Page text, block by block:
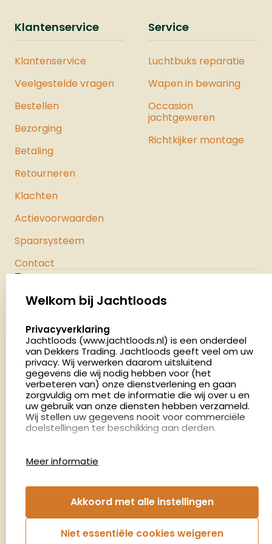
onderdeel van een complete Vesta
geselecteerde producten waarmee u
de maximale kracht uit het pistool
haalt. Bekijk hier ons hele assortiment
luchtpistolen.
Klantenservice
Klantenservice
Veelgestelde vragen
Bestellen
Bezorging
Betaling
Retourneren
Klachten
Actievoorwaarden
Spaarsysteem
Contact
Service
Luchtbuks reparatie
Wapen in bewaring
Occasion
jachtgeweren
Richtkijker montage
Palenrij 1
Nederland
4.8
2883 beoordelingen
Openingstijden
Dinsdag en donderdag: 13:00 - 17:00 én 18:00 - 21:00
uur
Afspraak maken
Nieuwsbrief
€5,- kortingsbon voor uw volgende bestelling.
Blijf op de hoogte van het laatste nieuws
Welkom bij Jachtloods
select language
Privacyverklaring
Jachtloods (www.jachtloods.nl) is een onderdeel
van Dekkers Trading. Jachtloods geeft veel om uw
privacy. Wij verwerken daarom uitsluitend
gegevens die wij nodig hebben voor (het
verbeteren van) onze dienstverlening en gaan
zorgvuldig om met de informatie die wij over u en
uw gebruik van onze diensten hebben verzameld.
Wij stellen uw gegevens nooit voor commerciële
doelstellingen ter beschikking aan derden.
gebruiken en hoe effectief de Adwords-
advertenties van Dekkers trading bij Google
zoekresultaatpagina’s zijn. De aldus verkregen
informatie wordt, met inbegrip van het adres van
Meer informatie
Akkoord met alle instellingen
Niet essentiële cookies weigeren